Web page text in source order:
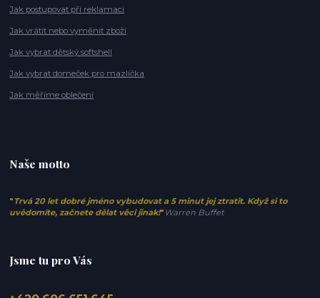
Jak postupovat při reklamaci
Jak vrátit nebo vyměnit zboží
Jak vybrat dětský softshell
Jak vybrat domeček pro mazlíčka
Jak měříme oblečení
Naše motto
" Trvá 20 let dobré jméno vybudovat a 5 minut jej ztratit. Když si to
uvědomíte, začnete dělat věci jinak!" Warren Buffet
Jsme tu pro Vás